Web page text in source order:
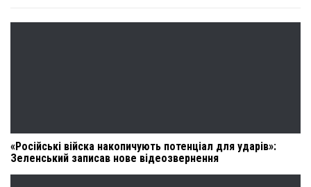
«Російські війска накопичують потенціал для ударів»:
Зеленський записав нове відеозвернення